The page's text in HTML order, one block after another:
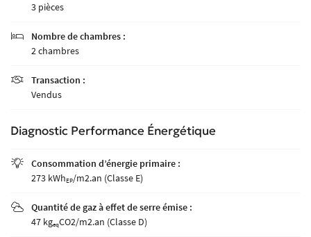
L’AGENCE
- SUIVI
ACHETER
3 pièces

Nombre de chambres :
2 chambres

Transaction :
Vendus
Diagnostic Performance Énergétique

Consommation d’énergie primaire :
273 kWhEP/m2.an (Classe E)

Quantité de gaz à effet de serre émise :
47 kgeqCO2/m2.an (Classe D)